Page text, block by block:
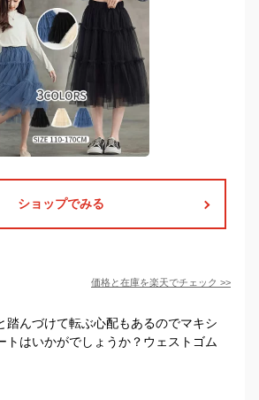
ショップでみる
価格と在庫を楽天でチェック >>
踏んづけて転ぶ心配もあるのでマキシ
トはいかがでしょうか？ウェストゴム